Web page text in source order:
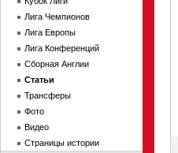
Лига Чемпионов
Лига Европы
Лига Конференций
Сборная Англии
Статьи
Трансферы
Фото
Видео
Страницы истории